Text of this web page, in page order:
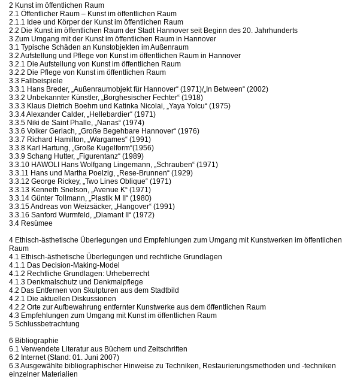
2 Kunst im öffentlichen Raum
2.1 Öffentlicher Raum – Kunst im öffentlichen Raum
2.1.1 Idee und Körper der Kunst im öffentlichen Raum
2.2 Die Kunst im öffentlichen Raum der Stadt Hannover seit Beginn des 20. Jahrhunderts
3 Zum Umgang mit der Kunst im öffentlichen Raum in Hannover
3.1 Typische Schäden an Kunstobjekten im Außenraum
3.2 Aufstellung und Pflege von Kunst im öffentlichen Raum in Hannover
3.2.1 Die Aufstellung von Kunst im öffentlichen Raum
3.2.2 Die Pflege von Kunst im öffentlichen Raum
3.3 Fallbeispiele
3.3.1 Hans Breder, „Außenraumobjekt für Hannover“ (1971)/„In Between“ (2002)
3.3.2 Unbekannter Künstler, „Borghesischer Fechter“ (1918)
3.3.3 Klaus Dietrich Boehm und Katinka Nicolai, „Yaya Yolcu“ (1975)
3.3.4 Alexander Calder, „Hellebardier“ (1971)
3.3.5 Niki de Saint Phalle, „Nanas“ (1974)
3.3.6 Volker Gerlach, „Große Begehbare Hannover“ (1976)
3.3.7 Richard Hamilton, „Wargames“ (1991)
3.3.8 Karl Hartung, „Große Kugelform“(1956)
3.3.9 Schang Hutter, „Figurentanz“ (1989)
3.3.10 HAWOLI Hans Wolfgang Lingemann, „Schrauben“ (1971)
3.3.11 Hans und Martha Poelzig, „Rese-Brunnen“ (1929)
3.3.12 George Rickey, „Two Lines Oblique“ (1971)
3.3.13 Kenneth Snelson, „Avenue K“ (1971)
3.3.14 Günter Tollmann, „Plastik M II“ (1980)
3.3.15 Andreas von Weizsäcker, „Hangover“ (1991)
3.3.16 Sanford Wurmfeld, „Diamant II“ (1972)
3.4 Resümee
4 Ethisch-ästhetische Überlegungen und Empfehlungen zum Umgang mit Kunstwerken im öffentlichen
Raum
4.1 Ethisch-ästhetische Überlegungen und rechtliche Grundlagen
4.1.1 Das Decision-Making-Model
4.1.2 Rechtliche Grundlagen: Urheberrecht
4.1.3 Denkmalschutz und Denkmalpflege
4.2 Das Entfernen von Skulpturen aus dem Stadtbild
4.2.1 Die aktuellen Diskussionen
4.2.2 Orte zur Aufbewahrung entfernter Kunstwerke aus dem öffentlichen Raum
4.3 Empfehlungen zum Umgang mit Kunst im öffentlichen Raum
5 Schlussbetrachtung
6 Bibliographie
6.1 Verwendete Literatur aus Büchern und Zeitschriften
6.2 Internet (Stand: 01. Juni 2007)
6.3 Ausgewählte bibliographischer Hinweise zu Techniken, Restaurierungsmethoden und -techniken
einzelner Materialien